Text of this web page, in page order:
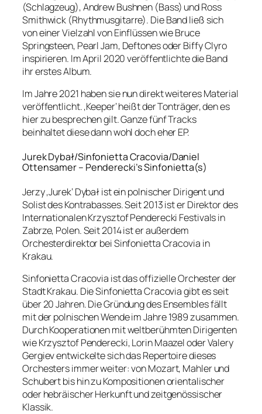
(Schlagzeug), Andrew Bushnen (Bass) und Ross
Smithwick (Rhythmusgitarre). Die Band ließ sich
von einer Vielzahl von Einflüssen wie Bruce
Springsteen, Pearl Jam, Deftones oder Biffy Clyro
inspirieren. Im April 2020 veröffentlichte die Band
ihr erstes Album.
Im Jahre 2021 haben sie nun direkt weiteres Material
veröffentlicht. ‚Keeper‘ heißt der Tonträger, den es
hier zu besprechen gilt. Ganze fünf Tracks
beinhaltet diese dann wohl doch eher EP.
Jurek Dybał/Sinfonietta Cracovia/Daniel
Ottensamer – Penderecki’s Sinfonietta(s)
Jerzy ‚Jurek‘ Dybał ist ein polnischer Dirigent und
Solist des Kontrabasses. Seit 2013 ist er Direktor des
Internationalen Krzysztof Penderecki Festivals in
Zabrze, Polen. Seit 2014 ist er außerdem
Orchesterdirektor bei Sinfonietta Cracovia in
Krakau.
Sinfonietta Cracovia ist das offizielle Orchester der
Stadt Krakau. Die Sinfonietta Cracovia gibt es seit
über 20 Jahren. Die Gründung des Ensembles fällt
mit der polnischen Wende im Jahre 1989 zusammen.
Durch Kooperationen mit weltberühmten Dirigenten
wie Krzysztof Penderecki, Lorin Maazel oder Valery
Gergiev entwickelte sich das Repertoire dieses
Orchesters immer weiter: von Mozart, Mahler und
Schubert bis hin zu Kompositionen orientalischer
oder hebräischer Herkunft und zeitgenössischer
Klassik.